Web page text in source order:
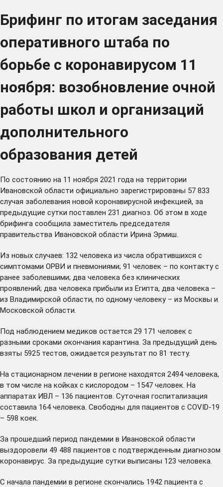
Брифинг по итогам заседания
оперативного штаба по
борьбе с коронавирусом 11
ноября: возобновление очной
работы школ и организаций
дополнительного
образования детей
По состоянию на 11 ноября 2021 года на территории
Ивановской области официально зарегистрированы 57 833
случая заболевания новой коронавирусной инфекцией, за
предыдущие сутки поставлен 231 диагноз. Об этом в ходе
брифинга сообщила заместитель председателя
правительства Ивановской области Ирина Эрмиш.
Из новых случаев: 132 человека из числа обратившихся с
симптомами ОРВИ и пневмониями; 91 человек – по контакту с
ранее заболевшими; два человека без клинических
проявлений; два человека прибыли из Египта, два человека –
из Владимирской области, по одному человеку – из Москвы и
Московской области.
Под наблюдением медиков остается 29 171 человек с
разными сроками окончания карантина. За предыдущий день
взяты 5925 тестов, ожидается результат по 81 тесту.
На стационарном лечении в регионе находятся 2494 человека,
в том числе на койках с кислородом – 1547 человек. На
аппаратах ИВЛ – 136 пациентов. Суточная госпитализация
составила 164 человека. Свободны для пациентов с COVID-19
– 598 коек.
За прошедший период пандемии в Ивановской области
выздоровели 49 488 пациентов с подтвержденным диагнозом
коронавирус. За предыдущие сутки выписаны 123 человека.
С начала пандемии в регионе скончались 1942 пациента с